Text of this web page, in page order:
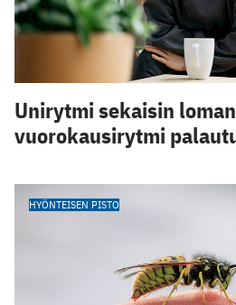
Unirytmi sekaisin
vuorokausirytmi
HYÖNTEISEN PISTO